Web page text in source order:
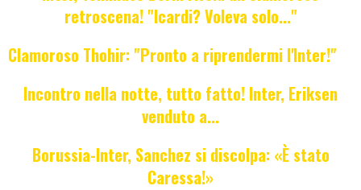
retroscena! "Icardi? Voleva solo..."
Clamoroso Thohir: "Pronto a riprendermi l'Inter!"
Incontro nella notte, tutto fatto! Inter, Eriksen
venduto a...
Borussia-Inter, Sanchez si discolpa: «È stato
Caressa!»